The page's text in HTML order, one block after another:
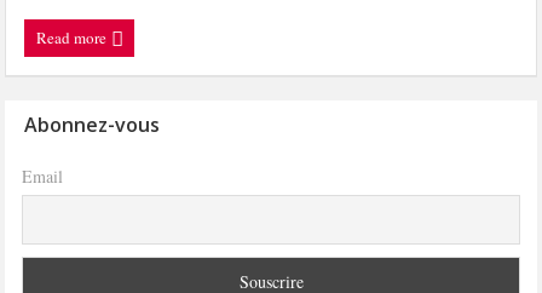
Read more
Abonnez-vous
Email